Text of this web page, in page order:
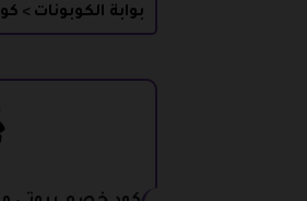
بوابة الكوبونات >